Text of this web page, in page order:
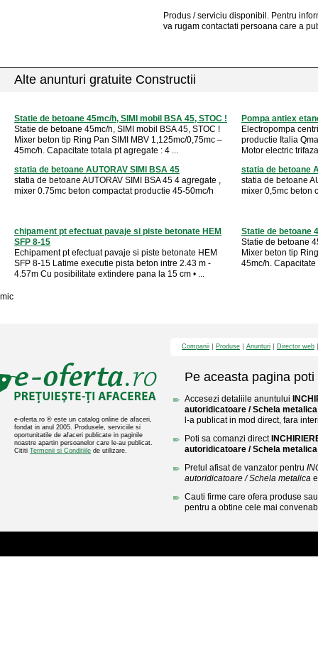
Produs / serviciu disponibil . Pentru
va rugam contactati persoana care a
Alte anunturi gratuite Constructii
Statie de betoane 45mc/h, SIMI mobil BSA 45, STOC !
Statie de betoane 45mc/h, SIMI mobil BSA 45, STOC !
Mixer beton tip Ring Pan SIMI MBV 1,125mc/0,75mc –
45mc/h. Capacitate totala pt agregate : 4 ...
Pompa antiex
Electropompa
productie Italia
Motor electric
statia de betoane AUTORAV SIMI BSA 45
statia de betoane AUTORAV SIMI BSA 45 4 agregate ,
mixer 0.75mc beton compactat productie 45-50mc/h
statia de betoane
statia de betoane
mixer 0,5mc beton
chipament pt efectuat pavaje si piste betonate HEM
SFP 8-15
Echipament pt efectuat pavaje si piste betonate HEM
SFP 8-15 Latime executie pista beton intre 2.43 m -
4.57m Cu posibilitate extindere pana la 15 cm • ...
Statie de betoane
Statie de betoane
Mixer beton tip
45mc/h.
mic
e-oferta.ro ® este un catalog online de afaceri,
fondat in anul 2005. Produsele, serviciile si
oportunitatile de afaceri publicate in paginile
noastre apartin persoanelor care le-au publicat.
Cititi Termenii si Conditiile de utilizare.
Companii Produse Anunturi Director web
Pe aceasta pagina poti
Accesezi detaliile anuntului
autoridicatoare / Schela metalica
l-a publicat in mod direct, fara
Poti sa comanzi direct
autoridicatoare / Schela metalica
Pretul afisat de vanzator pentru
autoridicatoare / Schela metalica
Cauti firme care ofera produse
pentru a obtine cele mai